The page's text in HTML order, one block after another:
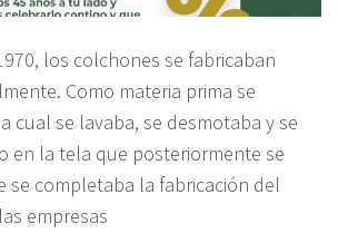
los colchones se fabricaban
Como materia prima se
cual se lavaba, se desmotaba y se
en la tela que posteriormente se
se completaba la fabricación del
empresas